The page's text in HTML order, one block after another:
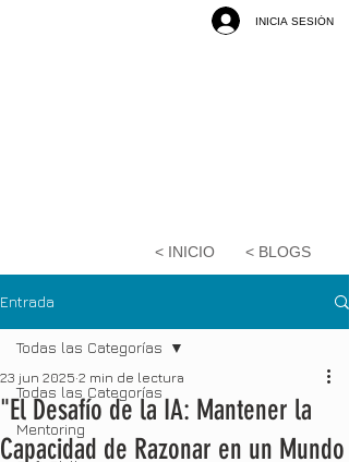
INICIA SESIÓN
< INICIO < BLOGS
Entrada
Todas las Categorías
Mentoring
Todas las Categorías
"El Desafío de la IA: Mantener la
Capacidad de Razonar en un Mundo
23 jun 2025 2 min de lectura